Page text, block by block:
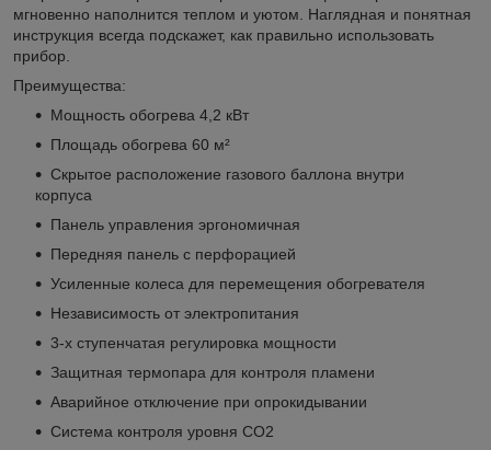
мгновенно наполнится теплом и уютом. Наглядная и понятная
инструкция всегда подскажет, как правильно использовать
прибор.
Преимущества:
Мощность обогрева 4,2 кВт
Площадь обогрева 60 м²
Скрытое расположение газового баллона внутри
корпуса
Панель управления эргономичная
Передняя панель с перфорацией
Усиленные колеса для перемещения обогревателя
Независимость от электропитания
3-х ступенчатая регулировка мощности
Защитная термопара для контроля пламени
Аварийное отключение при опрокидывании
Система контроля уровня СО2